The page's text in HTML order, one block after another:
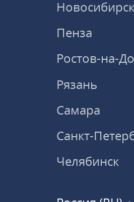
Новосибирск
Пенза
Ростов-на-
Рязань
Самара
Санкт-
Челябинск